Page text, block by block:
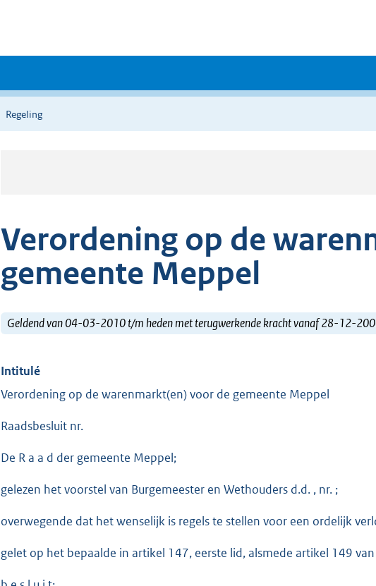
Regeling
Verordening op de
gemeente Meppel
Geldend van 04-03-2010 t/m heden met terugwerkende kracht vanaf 28-12-
Intitulé
Verordening op de warenmarkt(en) voor de gemeente Meppel
Raadsbesluit nr.
De R a a d der gemeente Meppel;
gelezen het voorstel van Burgemeester en Wethouders d.d. , nr. ;
overwegende dat het wenselijk is regels te stellen voor een ordelijk
gelet op het bepaalde in artikel 147, eerste lid, alsmede artikel 149